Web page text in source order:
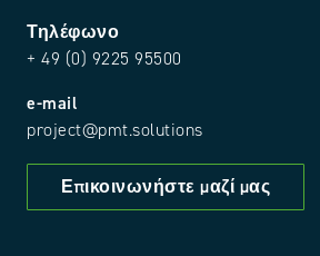
Τηλέφωνο
+ 49 (0) 9225 95500
e-mail
project@pmt.solutions
Επικοινωνήστε μαζί μας